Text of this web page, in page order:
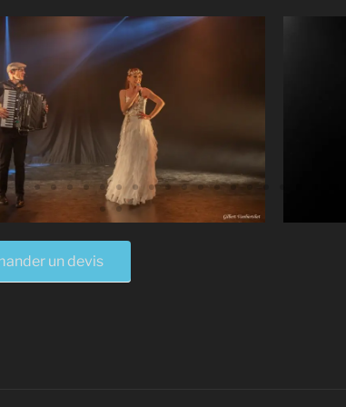
un devis